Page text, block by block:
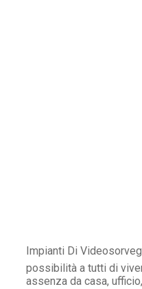
Impianti Di
possibilità a tutti di
assenza da casa,